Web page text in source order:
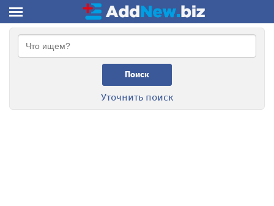
Поиск
Уточнить поиск